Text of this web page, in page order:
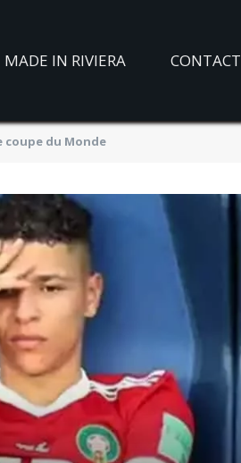
MADE IN RIVIERA CONTACT
coupe du Monde